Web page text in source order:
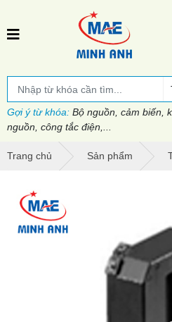
Gợi ý từ khóa: Bộ nguồn, cảm biến,
nguồn, công tắc điện,...
Trang chủ Sản phẩm